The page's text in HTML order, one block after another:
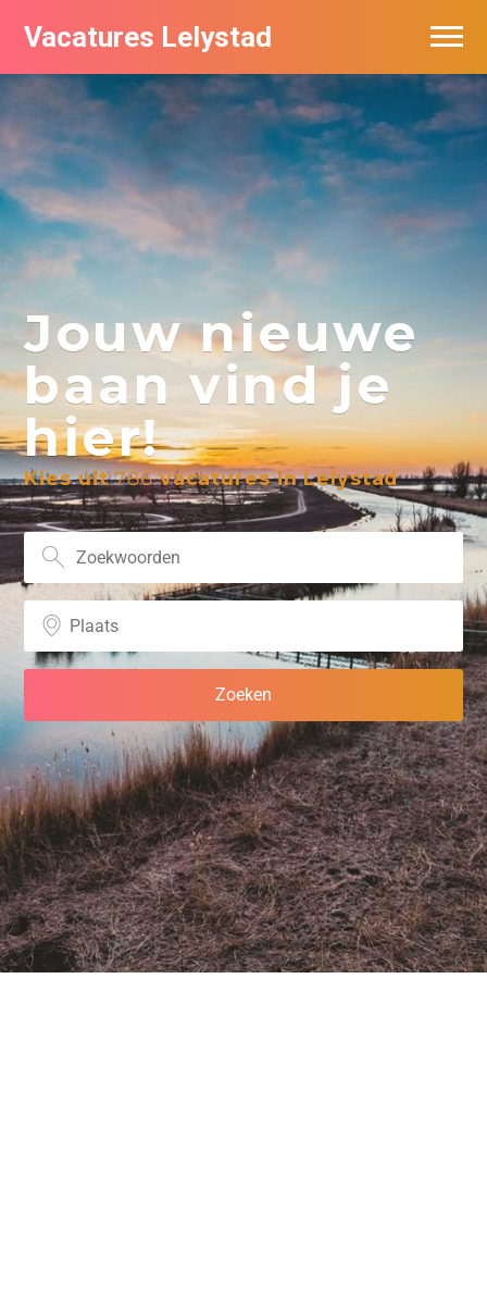
Vacatures Lelystad
Jouw nieuwe
baan vind je
hier!
Kies uit786vacatures in Lelystad
Vacatures per bedrijf in Lelystad
De populairste vacatures in Lelystad
Nieuwsbrief feed